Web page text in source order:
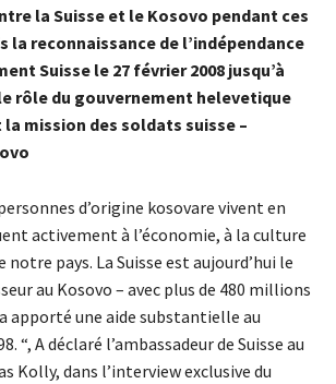
la Suisse et le Kosovo pendant ces
la reconnaissance de l’indépendance
Suisse le 27 février 2008 jusqu’à
rôle du gouvernement helevetique
mission des soldats suisse –
d’origine kosovare vivent en
activement à l’économie, à la culture
pays. La Suisse est aujourd’hui le
au Kosovo – avec plus de 480 millions
a apporté une aide substantielle au
“, A déclaré l’ambassadeur de Suisse au
Kolly, dans l’interview exclusive du